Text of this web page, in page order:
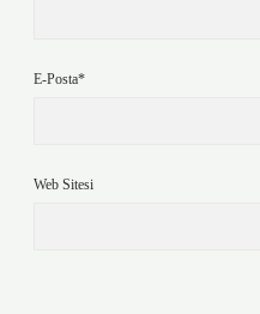
E-Posta*
Web Sitesi